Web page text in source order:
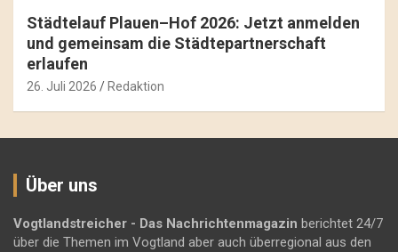
Städtelauf Plauen–Hof 2026: Jetzt anmelden
und gemeinsam die Städtepartnerschaft
erlaufen
26. Juli 2026 Redaktion
Über uns
Vogtlandstreicher - Das Nachrichtenmagazin berichtet 24/7
über die Themen im Vogtland aber auch überregional aus den